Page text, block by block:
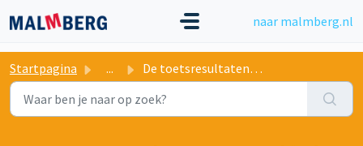
naar malmberg.nl
Startpagina ... De toetsresultaten van een kind bekijken